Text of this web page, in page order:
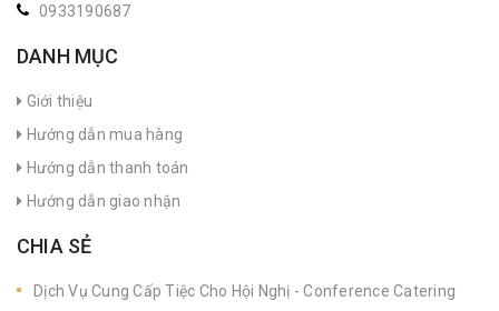
0933190687
DANH MỤC
Giới thiệu
Hướng dẫn mua hàng
Hướng dẫn thanh toán
Hướng dẫn giao nhận
CHIA SẺ
Dịch Vụ Cung Cấp Tiệc Cho Hội Nghị - Conference Catering